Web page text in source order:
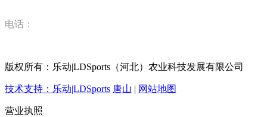
电话：
版权所有：乐动|LDSports（河北）农业科技发展有限公司
技术支持：乐动|LDSports 唐山 | 网站地图
营业执照